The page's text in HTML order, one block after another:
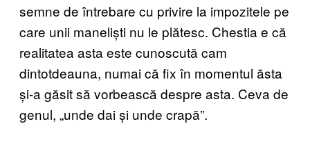
semne de întrebare cu privire la impozitele pe
care unii maneliști nu le plătesc. Chestia e că
realitatea asta este cunoscută cam
dintotdeauna, numai că fix în momentul ăsta
și-a găsit să vorbească despre asta. Ceva de
genul, „unde dai și unde crapă”.